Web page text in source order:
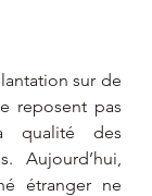
sur de
reposent pas
qualité des
Aujourd’hui,
étranger ne